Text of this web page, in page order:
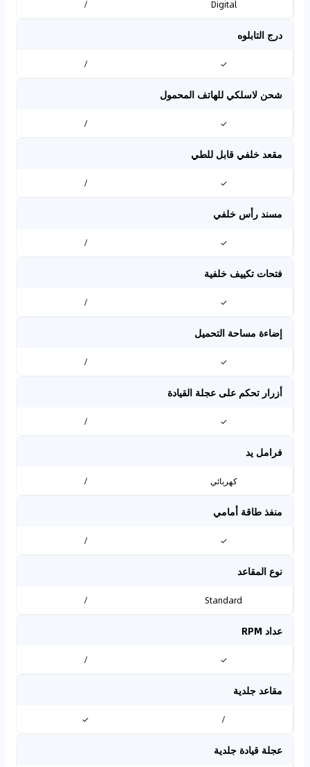
Digital
/
درج التابلوه
✓
/
شحن لاسلكي للهاتف المحمول
✓
/
مقعد خلفي قابل للطي
✓
/
مسند رأس خلفي
✓
/
فتحات تكييف خلفية
✓
/
إضاءة مساحة التحميل
✓
/
أزرار تحكم على عجلة القيادة
✓
/
فرامل يد
كهربائي /
منفذ طاقة أمامي
✓
/
نوع المقاعد
Standard
/
عداد RPM
✓
/
مقاعد جلدية
/
✓
عجلة قيادة جلدية